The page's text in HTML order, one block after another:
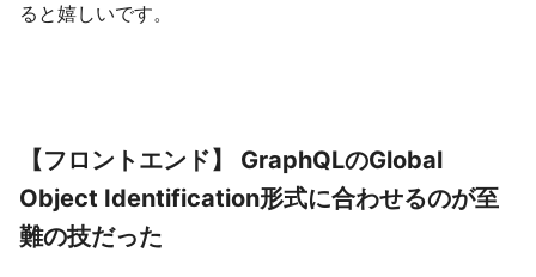
ると嬉しいです。
【フロントエンド】 GraphQLのGlobal
Object Identification形式に合わせるのが至
難の技だった